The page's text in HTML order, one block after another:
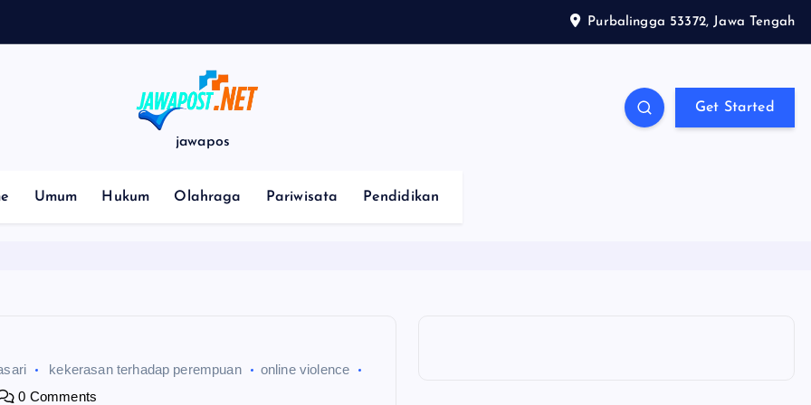
Purbalingga 53372, Jawa Tengah
jawapos
Get Started
Umum Hukum Olahraga Pariwisata Pendidikan
kekerasan terhadap perempuan
online violence
0 Comments